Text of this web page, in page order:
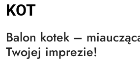
KOT
Balon kotek –
Twojej imprezie!